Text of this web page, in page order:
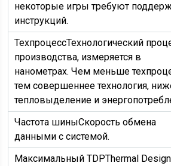
некоторые игры требуют
инструкций.
ТехпроцессТехнологический
производства, измеряется в
нанометрах. Чем меньше
тем совершеннее технология,
тепловыделение и
Частота шиныСкорость обмена
данными с системой.
Максимальный TDPThermal Design